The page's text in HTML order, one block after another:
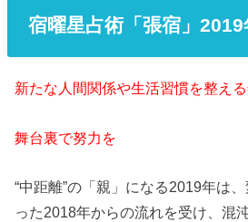
宿曜星占術「張宿」
新たな人間関係や生活習慣を整える
舞台裏で努力を
“中距離”の「親」になる2019年は
った2018年からの流れを受け、混